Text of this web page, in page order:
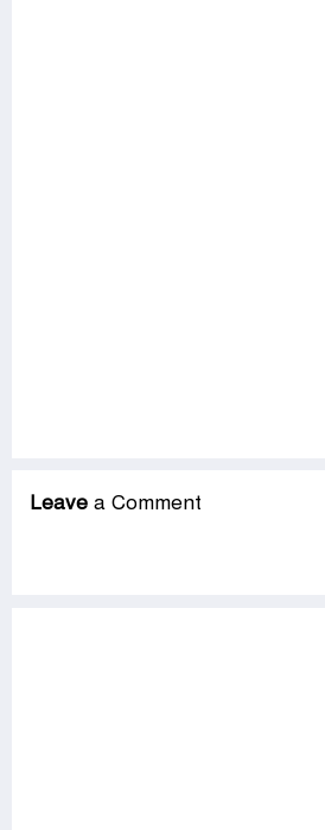
Leave a Comment